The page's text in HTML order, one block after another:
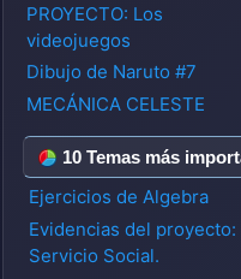
PROYECTO: Los
videojuegos
Dibujo de Naruto #7
MECÁNICA CELESTE
10 Temas más
Ejercicios de Algebra
Evidencias del proyecto:
Servicio Social.